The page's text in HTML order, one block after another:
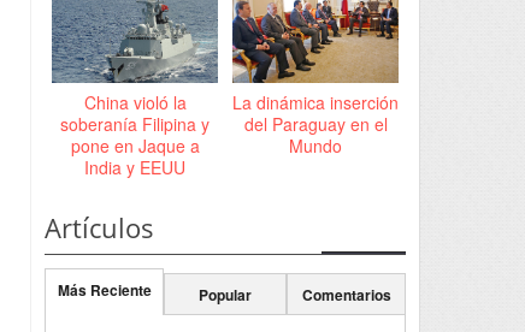
China violó la
soberanía Filipina y
pone en Jaque a
India y EEUU
La dinámica inserción
del Paraguay en el
Mundo
Artículos
Más Reciente Popular Comentarios